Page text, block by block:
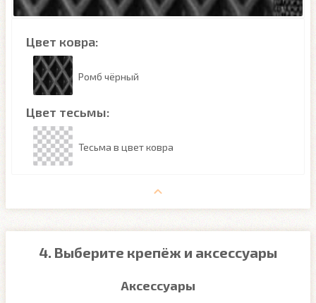
Цвет ковра:
Ромб чёрный
Цвет тесьмы:
Тесьма в цвет ковра
4. Выберите крепёж и аксессуары
Аксессуары